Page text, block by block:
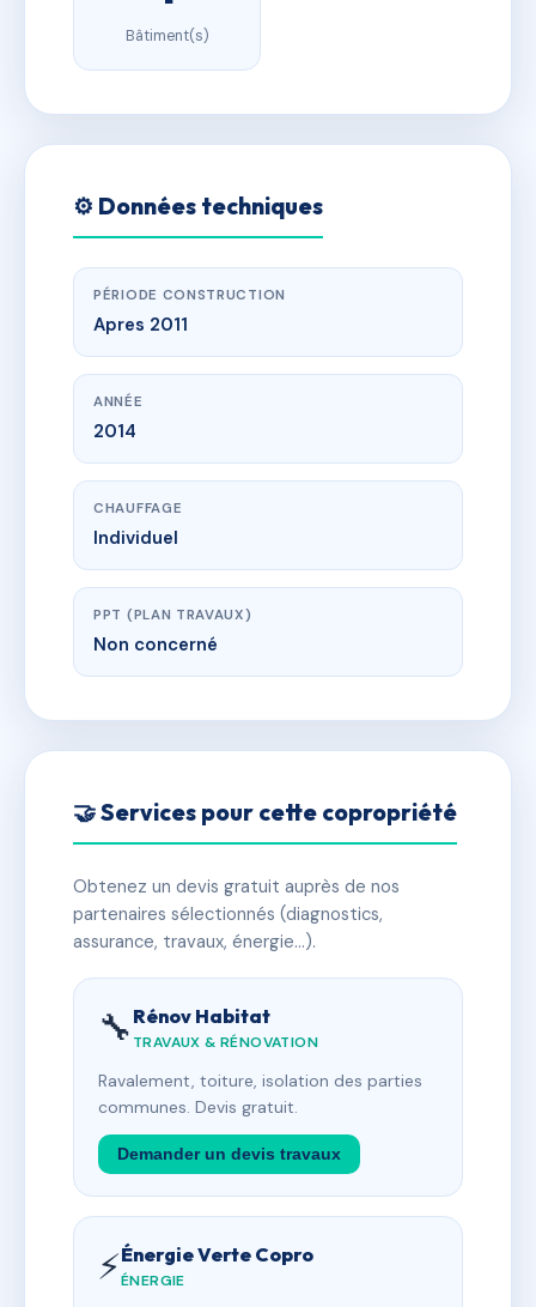
Bâtiment(s)
⚙️ Données techniques
PÉRIODE CONSTRUCTION
Apres 2011
ANNÉE
2014
CHAUFFAGE
Individuel
PPT (PLAN TRAVAUX)
Non concerné
🤝 Services pour cette copropriété
Obtenez un devis gratuit auprès de nos
partenaires sélectionnés (diagnostics,
assurance, travaux, énergie…).
🔧 Rénov Habitat
TRAVAUX & RÉNOVATION
Ravalement, toiture, isolation des parties
communes. Devis gratuit.
Demander un devis travaux
⚡Énergie Verte Copro
ÉNERGIE